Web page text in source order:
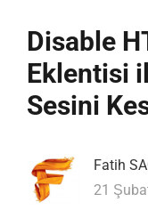
Disable
Eklentisi
Sesini
Fatih
21